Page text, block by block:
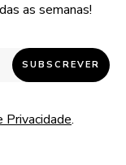
as semanas!
Privacidade.